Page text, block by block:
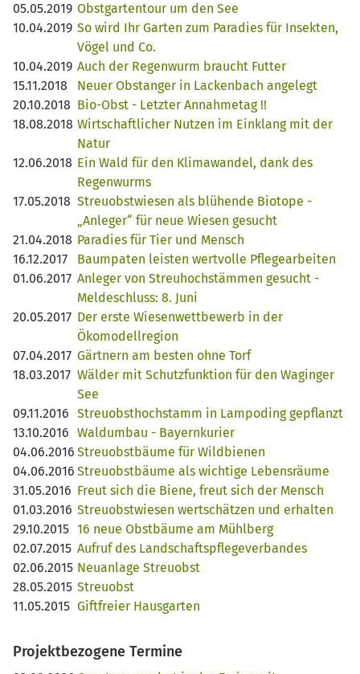
05.05.2019 Obstgartentour um den See
10.04.2019 So wird Ihr Garten zum Paradies für Insekten,
Vögel und Co.
10.04.2019 Auch der Regenwurm braucht Futter
15.11.2018
Neuer Obstanger in Lackenbach angelegt
20.10.2018 Bio-Obst - Letzter Annahmetag !!
18.08.2018 Wirtschaftlicher Nutzen im Einklang mit der
Natur
12.06.2018 Ein Wald für den Klimawandel, dank des
Regenwurms
17.05.2018 Streuobstwiesen als blühende Biotope -
„Anleger“ für neue Wiesen gesucht
21.04.2018 Paradies für Tier und Mensch
16.12.2017
Baumpaten leisten wertvolle Pflegearbeiten
01.06.2017 Anleger von Streuhochstämmen gesucht -
Meldeschluss: 8. Juni
20.05.2017 Der erste Wiesenwettbewerb in der
Ökomodellregion
07.04.2017 Gärtnern am besten ohne Torf
18.03.2017 Wälder mit Schutzfunktion für den Waginger
See
09.11.2016 Streuobsthochstamm in Lampoding gepflanzt
13.10.2016 Waldumbau - Bayernkurier
04.06.2016 Streuobstbäume für Wildbienen
04.06.2016 Streuobstbäume als wichtige Lebensräume
31.05.2016 Freut sich die Biene, freut sich der Mensch
01.03.2016 Streuobstwiesen wertschätzen und erhalten
29.10.2015 16 neue Obstbäume am Mühlberg
02.07.2015 Aufruf des Landschaftspflegeverbandes
02.06.2015 Neuanlage Streuobst
28.05.2015 Streuobst
11.05.2015 Giftfreier Hausgarten
Projektbezogene Termine